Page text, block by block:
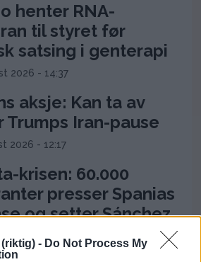
- Do Not Process My
henter RNA-
til styret før
satsing i genterapi
2026 - 14:37
aksje: Kan ta av
Trumps Iran-pause
2026 - 12:17
krisen: 60.000
presser Spanias
og setter Sánchez
press
- 18:08